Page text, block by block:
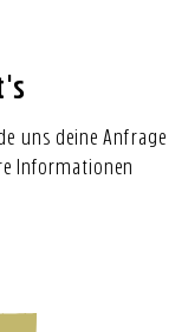
uns deine Anfrage
Informationen